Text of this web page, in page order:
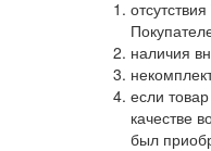
наличия
если
качестве
был